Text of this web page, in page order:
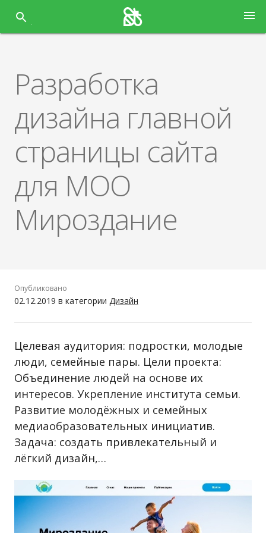
содержанию
menu
Разработка
дизайна главной
страницы сайта
для МОО
Мироздание
Опубликовано
02.12.2019 в категории Дизайн
Целевая аудитория: подростки, молодые
люди, семейные пары. Цели проекта:
Объединение людей на основе их
интересов. Укрепление института семьи.
Развитие молодёжных и семейных
медиаобразовательных инициатив.
Задача: создать привлекательный и
лёгкий дизайн,…